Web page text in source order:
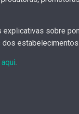
explicativas sobre
aqui.